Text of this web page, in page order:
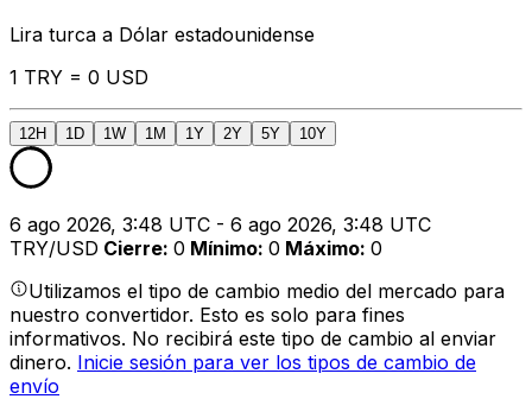
Lira turca a Dólar estadounidense
1 TRY = 0 USD
12H 1D 1W 1M 1Y 2Y 5Y 10Y
6 ago 2026, 3:48 UTC - 6 ago 2026, 3:48 UTC
TRY/USD Cierre: 0 Mínimo: 0 Máximo: 0
Utilizamos el tipo de cambio medio del mercado para
nuestro convertidor. Esto es solo para fines
informativos. No recibirá este tipo de cambio al enviar
dinero. Inicie sesión para ver los tipos de cambio de
envío